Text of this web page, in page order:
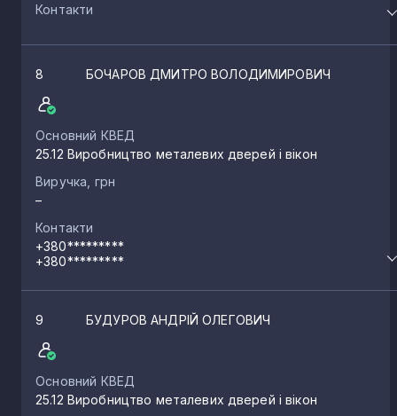
Контакти
8 БОЧАРОВ ДМИТРО ВОЛОДИМИРОВИЧ
Основний КВЕД
25.12 Виробництво металевих дверей і вікон
Виручка, грн
–
Контакти
+380*********
+380*********
9 БУДУРОВ АНДРІЙ ОЛЕГОВИЧ
Основний КВЕД
25.12 Виробництво металевих дверей і вікон